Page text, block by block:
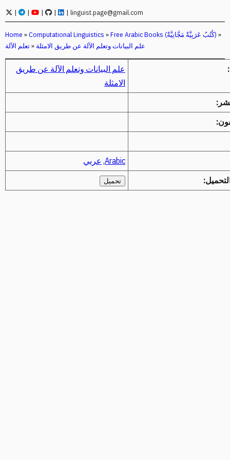
| | | | | linguist.page@gmail.com
Home »Computational Linguistics » Free Arabic Books (كُتُبٌ عَرَبِيَّةٌ مَجَّانِيَّةٌ) »
تعلم الآلة» علم البيانات وتعلم الآلة عن طريق الامثلة
علم البيانات وتعلم الآلة عن طريق
الامثلة
Arabic
, عربي
تحميل